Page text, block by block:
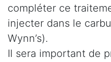
compléter ce
injecter dans le
Wynn’s).
Il sera important de